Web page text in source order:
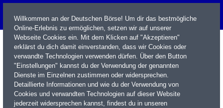
Name / WKN / ISIN / Kürzel
Willkommen an der Deutschen Börse! Um dir das bestmögliche
Online-Erlebnis zu ermöglichen, setzen wir auf unserer
Webseite Cookies ein. Mit dem Klicken auf "Akzeptieren"
erklärst du dich damit einverstanden, dass wir Cookies oder
verwandte Technologien verwenden dürfen. Über den Button
"Einstellungen" kannst du der Verwendung der genannten
Dienste im Einzelnen zustimmen oder widersprechen.
Detaillierte Informationen und wie du der Verwendung von
Cookies und verwandten Technologien auf dieser Website
jederzeit widersprechen kannst, findest du in unseren